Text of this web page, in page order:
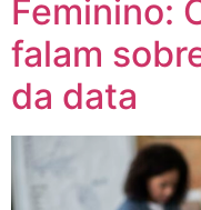
Feminino:
falam
da data